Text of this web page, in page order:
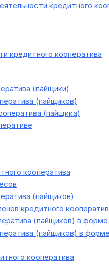
кредитного
кредитного кооператива
(пайщики)
(пайщиков)
(пайщика)
кооператива
(пайщиков)
кредитного
(пайщиков) в
(пайщиков) в форме
кооператива